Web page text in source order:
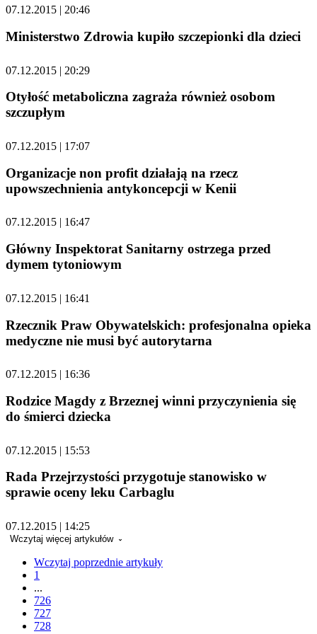
07.12.2015 | 20:46
Ministerstwo Zdrowia kupiło szczepionki dla dzieci
07.12.2015 | 20:29
Otyłość metaboliczna zagraża również osobom
szczupłym
07.12.2015 | 17:07
Organizacje non profit działają na rzecz
upowszechnienia antykoncepcji w Kenii
07.12.2015 | 16:47
Główny Inspektorat Sanitarny ostrzega przed
dymem tytoniowym
07.12.2015 | 16:41
Rzecznik Praw Obywatelskich: profesjonalna opieka
medyczne nie musi być autorytarna
07.12.2015 | 16:36
Rodzice Magdy z Brzeznej winni przyczynienia się
do śmierci dziecka
07.12.2015 | 15:53
Rada Przejrzystości przygotuje stanowisko w
sprawie oceny leku Carbaglu
07.12.2015 | 14:25
Wczytaj więcej artykułów
Wczytaj poprzednie artykuły
1
...
726
727
728